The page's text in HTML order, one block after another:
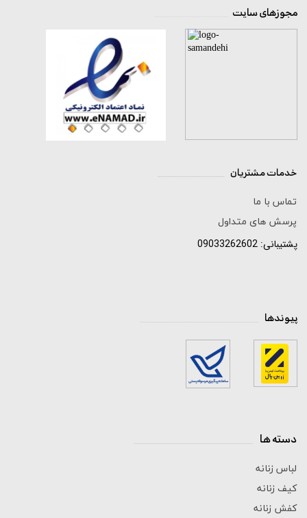
تماس با ما
پرسش های متداول
لباس زنانه
کیف زنانه
کفش زنانه
پشتیبانی: 09033262602
مجوزهای سایت
پیوندها
دسته ها
خدمات مشتریان